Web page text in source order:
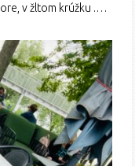
v žltom krúžku .…